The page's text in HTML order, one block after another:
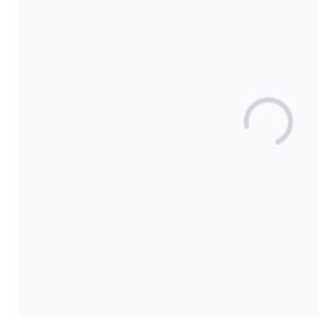
TOP POSTS & PAGES
Can AI really be